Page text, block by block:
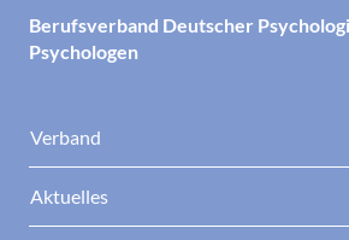
Berufsverband Deutscher
Psychologen
Verband
Aktuelles